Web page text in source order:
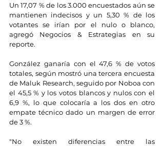
Un 17,07 % de los 3.000 encuestados aún se
mantienen indecisos y un 5,30 % de los
votantes se irían por el nulo o blanco,
agregó Negocios & Estrategias en su
reporte.
González ganaría con el 47,6 % de votos
totales, según mostró una tercera encuesta
de Maluk Research, seguido por Noboa con
el 45,5 % y los votos blancos y nulos con el
6,9 %, lo que colocaría a los dos en otro
empate técnico dado un margen de error
de 3 %.
"No existen diferencias entre las